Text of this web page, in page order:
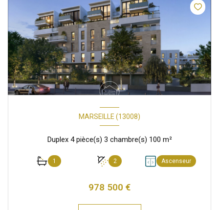
MARSEILLE (13008)
Duplex 4 pièce(s) 3 chambre(s) 100 m²
1 2 Ascenseur
978 500 €